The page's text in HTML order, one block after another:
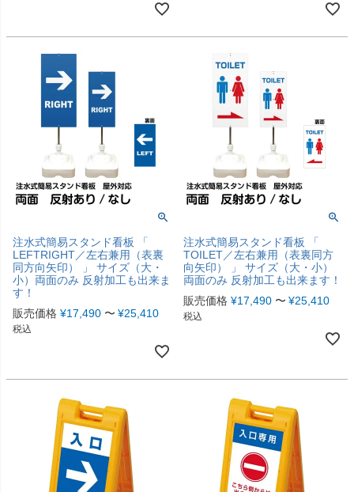
注水式簡易スタンド看板 「
LEFTRIGHT／左右兼用（表裏
同方向矢印） 」 サイズ（大・
小）両面のみ 反射加工も出来ま
す！
販売価格 ¥17,490 〜 ¥25,410
税込
注水式簡易スタンド看板 「
TOILET／左右兼用（表裏同方
向矢印） 」 サイズ（大・小）
両面のみ 反射加工も出来ます！
販売価格 ¥17,490 〜 ¥25,410
税込